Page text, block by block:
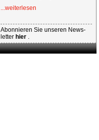
...weiterlesen
Abonnieren Sie unseren News-
letter hier .